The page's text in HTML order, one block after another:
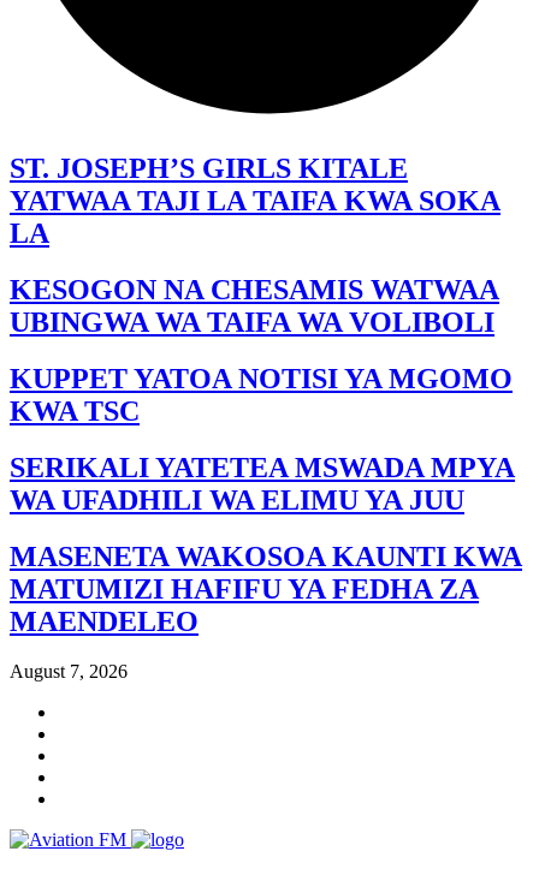
ST. JOSEPH’S GIRLS KITALE
YATWAA TAJI LA TAIFA KWA SOKA
LA
KESOGON NA CHESAMIS WATWAA
UBINGWA WA TAIFA WA VOLIBOLI
KUPPET YATOA NOTISI YA MGOMO
KWA TSC
SERIKALI YATETEA MSWADA MPYA
WA UFADHILI WA ELIMU YA JUU
MASENETA WAKOSOA KAUNTI KWA
MATUMIZI HAFIFU YA FEDHA ZA
MAENDELEO
August 7, 2026